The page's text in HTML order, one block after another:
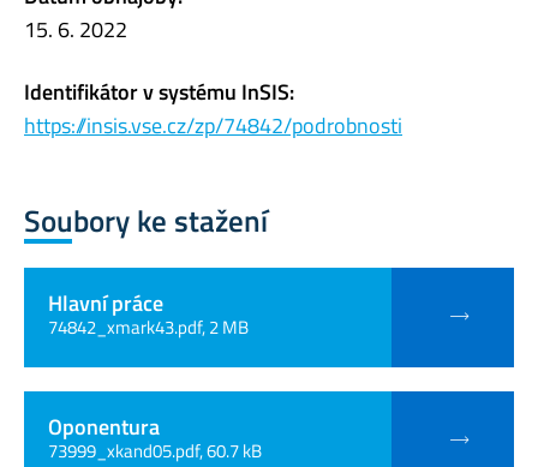
15. 6. 2022
Identifikátor v systému InSIS:
https://insis.vse.cz/zp/74842/podrobnosti
Soubory ke stažení
Hlavní práce
74842_xmark43.pdf, 2 MB
Oponentura
73999_xkand05.pdf, 60.7 kB